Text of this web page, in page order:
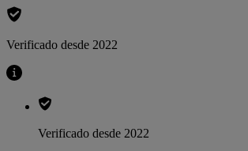
Verificado desde 2022
Verificado desde 2022